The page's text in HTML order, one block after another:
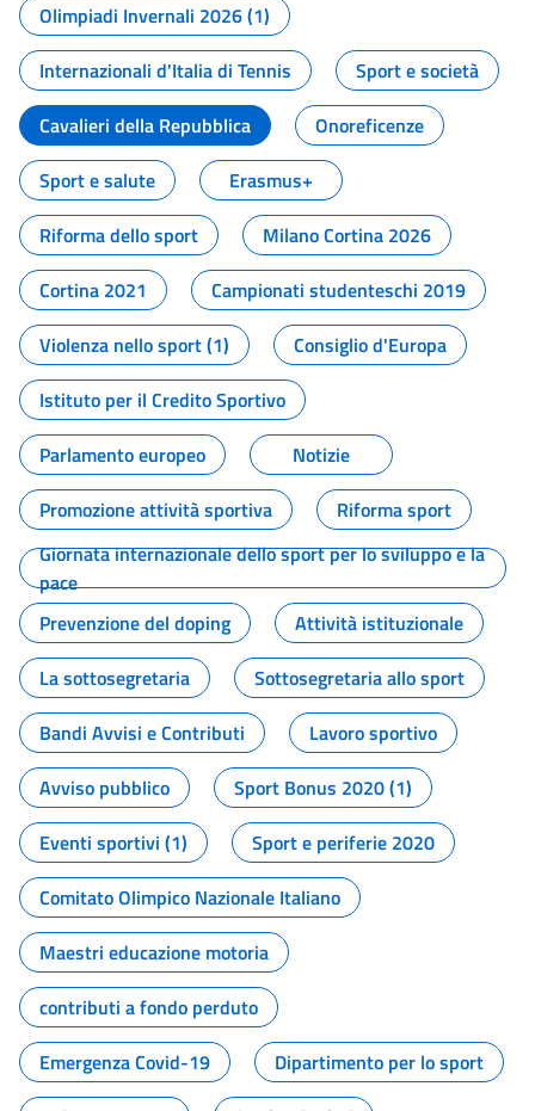
Olimpiadi Invernali 2026 (1)
Internazionali d'Italia di Tennis
Sport e società
Cavalieri della Repubblica
Onoreficenze
Sport e salute
Erasmus+
Riforma dello sport
Milano Cortina 2026
Cortina 2021
Campionati studenteschi 2019
Violenza nello sport (1)
Consiglio d'Europa
Istituto per il Credito Sportivo
Parlamento europeo
Notizie
Promozione attività sportiva
Riforma sport
Giornata internazionale dello sport per lo sviluppo e la
pace
Prevenzione del doping
Attività istituzionale
La sottosegretaria
Sottosegretaria allo sport
Bandi Avvisi e Contributi
Lavoro sportivo
Avviso pubblico
Sport Bonus 2020 (1)
Eventi sportivi (1)
Sport e periferie 2020
Comitato Olimpico Nazionale Italiano
Maestri educazione motoria
contributi a fondo perduto
Emergenza Covid-19
Dipartimento per lo sport